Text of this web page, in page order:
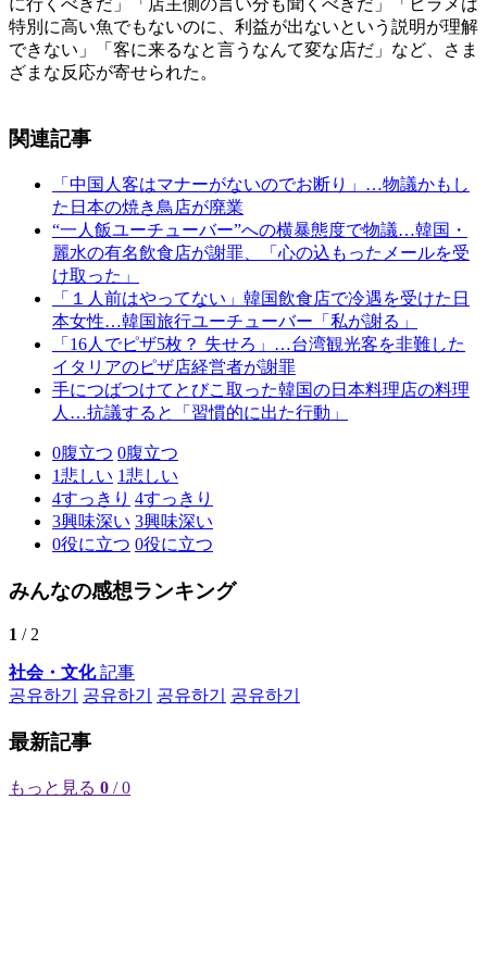
に行くべきだ」「店主側の言い分も聞くべきだ」「ヒラメは
特別に高い魚でもないのに、利益が出ないという説明が理解
できない」「客に来るなと言うなんて変な店だ」など、さま
ざまな反応が寄せられた。
関連記事
「中国人客はマナーがないのでお断り」…物議かもし
た日本の焼き鳥店が廃業
“一人飯ユーチューバー”への横暴態度で物議…韓国・
麗水の有名飲食店が謝罪、「心の込もったメールを受
け取った」
「１人前はやってない」韓国飲食店で冷遇を受けた日
本女性…韓国旅行ユーチューバー「私が謝る」
「16人でピザ5枚？ 失せろ」…台湾観光客を非難した
イタリアのピザ店経営者が謝罪
手につばつけてとびこ取った韓国の日本料理店の料理
人…抗議すると「習慣的に出た行動」
0腹立つ 0腹立つ
1悲しい 1悲しい
4すっきり 4すっきり
3興味深い 3興味深い
0役に立つ 0役に立つ
みんなの感想ランキング
1 / 2
社会・文化記事
공유하기
공유하기 공유하기 공유하기
最新記事
もっと見る 0 / 0